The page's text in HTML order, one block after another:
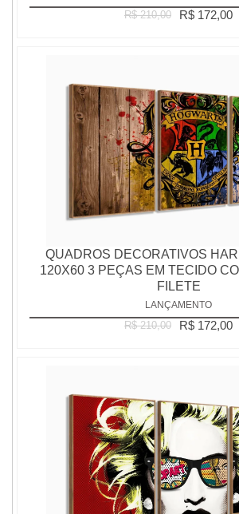
R$ 210,00 R$ 172,00
QUADROS DECORATIVOS
120X60 3 PEÇAS EM TECIDO
FILETE
LANÇAMENTO
R$ 210,00 R$ 172,00